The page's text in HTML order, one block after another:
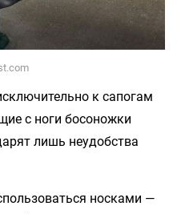
к сапогам
с ноги босоножки
лишь неудобства
носками —